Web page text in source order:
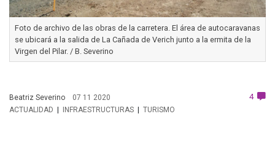
Foto de archivo de las obras de la carretera. El área de autocaravanas
se ubicará a la salida de La Cañada de Verich junto a la ermita de la
Virgen del Pilar. / B. Severino
Beatriz Severino 07 11 2020 4
ACTUALIDAD INFRAESTRUCTURAS TURISMO